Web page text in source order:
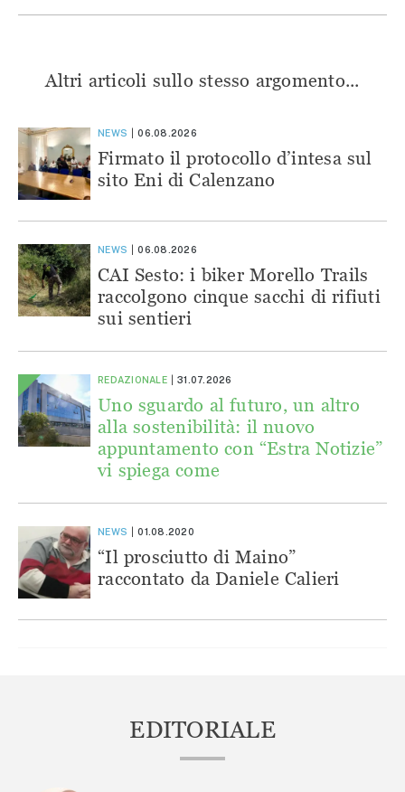
Altri articoli sullo stesso argomento...
NEWS 06.08.2026
Firmato il protocollo d’intesa sul
sito Eni di Calenzano
NEWS 06.08.2026
CAI Sesto: i biker Morello Trails
raccolgono cinque sacchi di rifiuti
sui sentieri
REDAZIONALE 31.07.2026
Uno sguardo al futuro, un altro
alla sostenibilità: il nuovo
appuntamento con “Estra Notizie”
vi spiega come
NEWS 01.08.2020
“Il prosciutto di Maino”
raccontato da Daniele Calieri
EDITORIALE